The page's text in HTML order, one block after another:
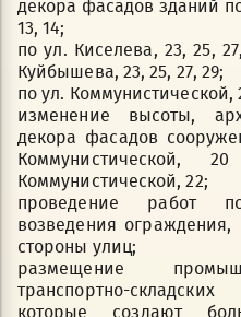
декора фасадов зданий
13, 14;
по ул. Киселева, 23, 25,
Куйбышева, 23, 25, 27, 29;
по ул. Коммунистической,
изменение высоты,
декора фасадов
Коммунистической, 22;
проведение работ
возведения
стороны улиц;
размещение
транспортно-
которые создают